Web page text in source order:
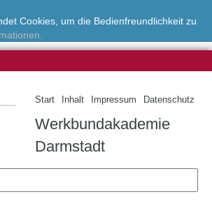
Cookies, um die Bedienfreundlichkeit zu
Start Inhalt Impressum Datenschutz
Werkbundakademie
Darmstadt